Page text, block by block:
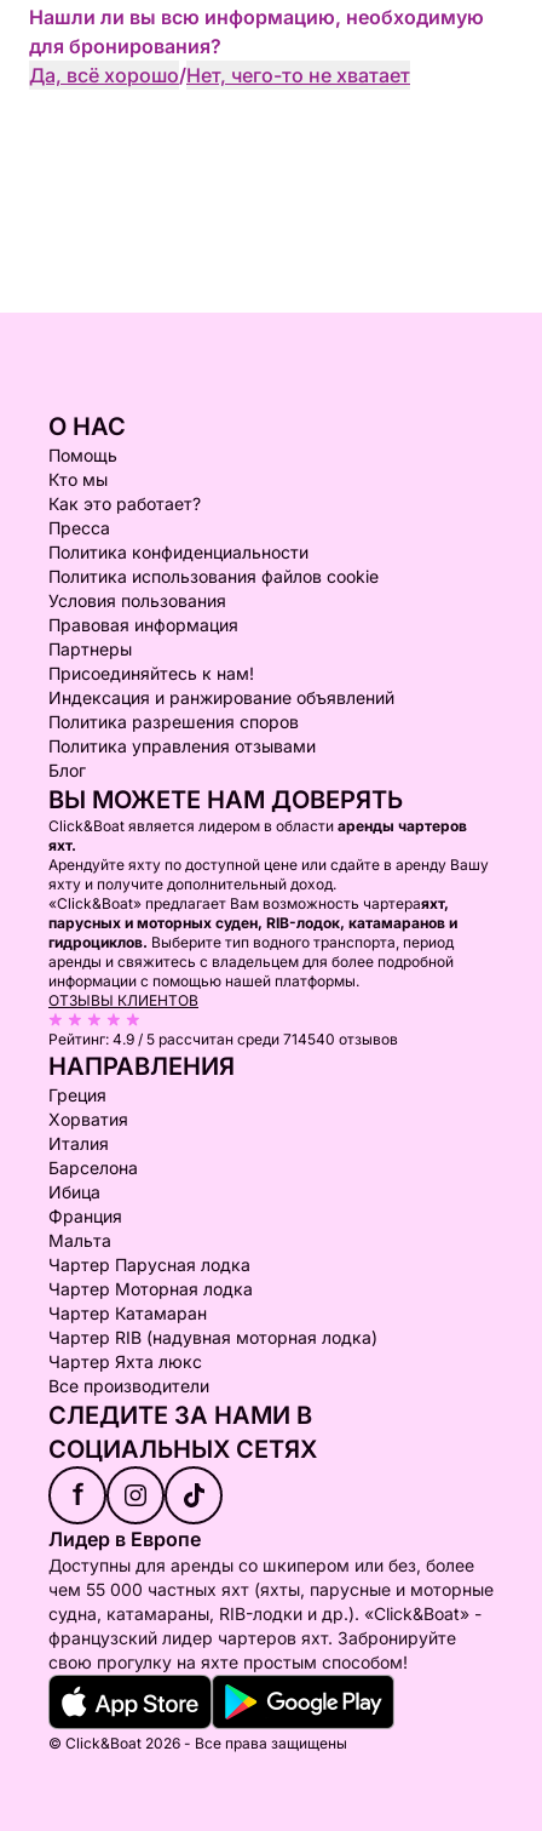
Нашли ли вы всю информацию, необходимую
для бронирования?
Да, всё хорошо/Нет, чего-то не хватает
О НАС
Помощь
Кто мы
Как это работает?
Пресса
Политика конфиденциальности
Политика использования файлов cookie
Условия пользования
Правовая информация
Партнеры
Присоединяйтесь к нам!
Индексация и ранжирование объявлений
Политика разрешения споров
Политика управления отзывами
Блог
ВЫ МОЖЕТЕ НАМ ДОВЕРЯТЬ
Click&Boat является лидером в области аренды чартеров
яхт.
Арендуйте яхту по доступной цене или сдайте в аренду Вашу
яхту и получите дополнительный доход.
«Click&Boat» предлагает Вам возможность чартераяхт,
парусных и моторных суден, RIB-лодок, катамаранов и
гидроциклов. Выберите тип водного транспорта, период
аренды и свяжитесь с владельцем для более подробной
информации с помощью нашей платформы.
ОТЗЫВЫ КЛИЕНТОВ
Рейтинг: 4.9 / 5 рассчитан среди 714540 отзывов
НАПРАВЛЕНИЯ
Греция
Хорватия
Италия
Барселона
Ибица
Франция
Мальта
Чартер Парусная лодка
Чартер Моторная лодка
Чартер Катамаран
Чартер RIB (надувная моторная лодка)
Чартер Яхта люкс
Все производители
СЛЕДИТЕ ЗА НАМИ В
СОЦИАЛЬНЫХ СЕТЯХ
f
Лидер в Европе
Доступны для аренды со шкипером или без, более
чем 55 000 частных яхт (яхты, парусные и моторные
судна, катамараны, RIB-лодки и др.). «Click&Boat» -
французский лидер чартеров яхт. Забронируйте
свою прогулку на яхте простым способом!
© Click&Boat 2026 - Все права защищены